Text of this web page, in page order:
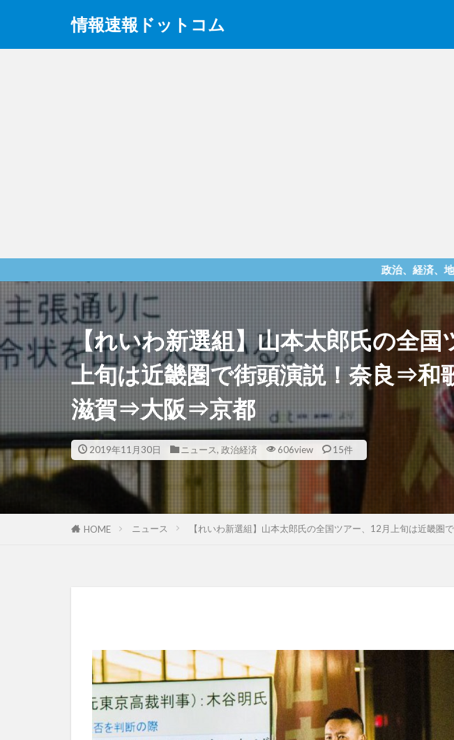
情報速報ドットコム
政治、経済、地震、放射能、災
【れいわ新選組】山本太郎氏の全国
上旬は近畿圏で街頭演説！奈良⇒
滋賀⇒大阪⇒京都
2019年11月30日 ニュース, 政治経済 606view 15件
HOME ニュース 【れいわ新選組】山本太郎氏の全国ツアー、12月上旬は近